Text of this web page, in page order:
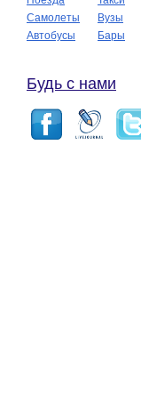
Самолеты
Вузы
Автобусы
Бары
Будь с нами